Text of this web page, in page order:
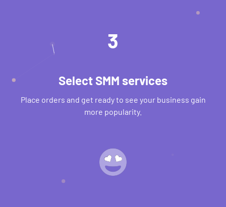
3
Select SMM services
Place orders and get ready to see your business gain
more popularity.